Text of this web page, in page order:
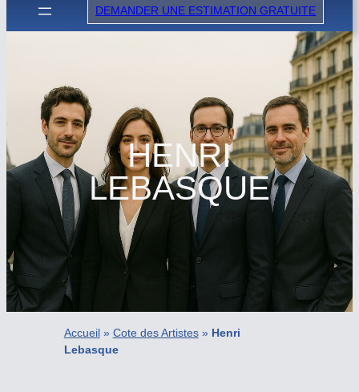
DEMANDER UNE ESTIMATION GRATUITE
HENRI
LEBASQUE
Accueil» Cote des Artistes» Henri
Lebasque